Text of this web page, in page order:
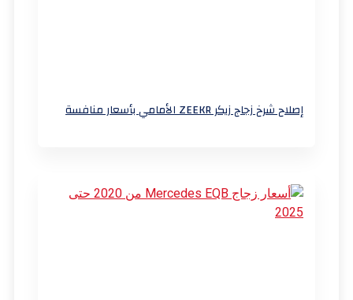
إصلاح شرخ زجاج زيكر ZEEKR الأمامي بأسعار منافسة